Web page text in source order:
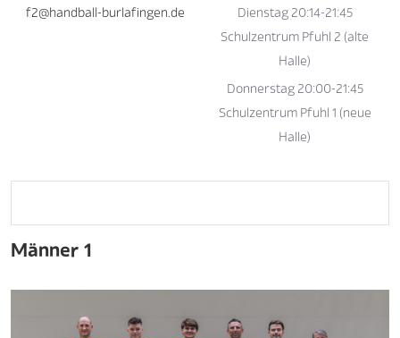
f2@handball-burlafingen.de
Dienstag 20:14-21:45
Schulzentrum Pfuhl 2 (alte
Halle)
Donnerstag 20:00-21:45
Schulzentrum Pfuhl 1 (neue
Halle)
Männer 1